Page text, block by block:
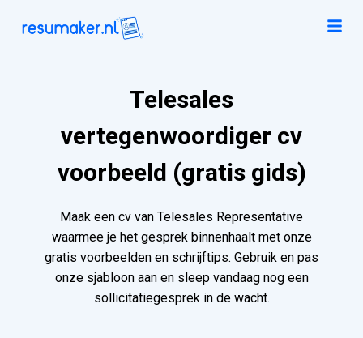
Telesales
vertegenwoordiger cv
voorbeeld (gratis gids)
Maak een cv van Telesales Representative
waarmee je het gesprek binnenhaalt met onze
gratis voorbeelden en schrijftips. Gebruik en pas
onze sjabloon aan en sleep vandaag nog een
sollicitatiegesprek in de wacht.